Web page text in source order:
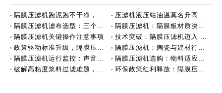
隔膜压滤机跑泥跑不干净，可能滤布没选对
压滤机液压站油温莫名升高，可能不是油的问题
隔膜压滤机滤布选型：三个关键要素决定过滤效果
隔膜压滤机：隔膜板材质决定性能
隔膜压滤机关键操作注意事项
技术突破：隔膜压滤机迈入 4.0MPa + 深度脱水新时代
政策驱动标准升级，隔膜压滤机行业迈向高质量发展
隔膜压滤机：陶瓷与建材行业的脱水利器
隔膜压滤机运行监控：声音与压力
隔膜压滤机选购：物料适应性是关键
破解高粘度浆料过滤难题，效率跃升！
环保政策红利释放：隔膜压滤机市场迎来爆发式增长